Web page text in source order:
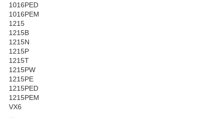
1016PED
1016PEM
1215
1215B
1215N
1215P
1215T
1215PW
1215PE
1215PED
1215PEM
VX6